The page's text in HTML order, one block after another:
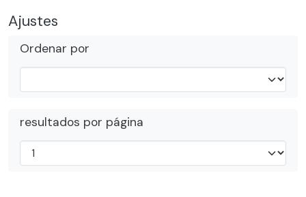
Ajustes
Ordenar por
resultados por página